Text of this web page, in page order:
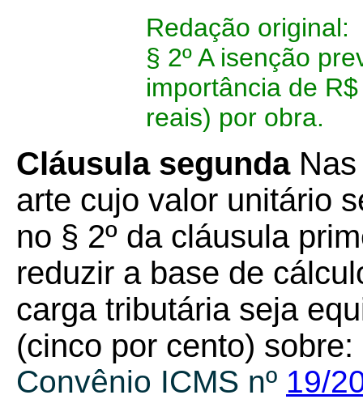
Redação original:
§ 2º A isenção
importância de
reais) por obra.
Cláusula segundaNas
arte cujo valor unitário
no § 2º da cláusula
reduzir a base de
carga tributária seja
(cinco por cento) sobre:
Convênio ICMS nº 19/